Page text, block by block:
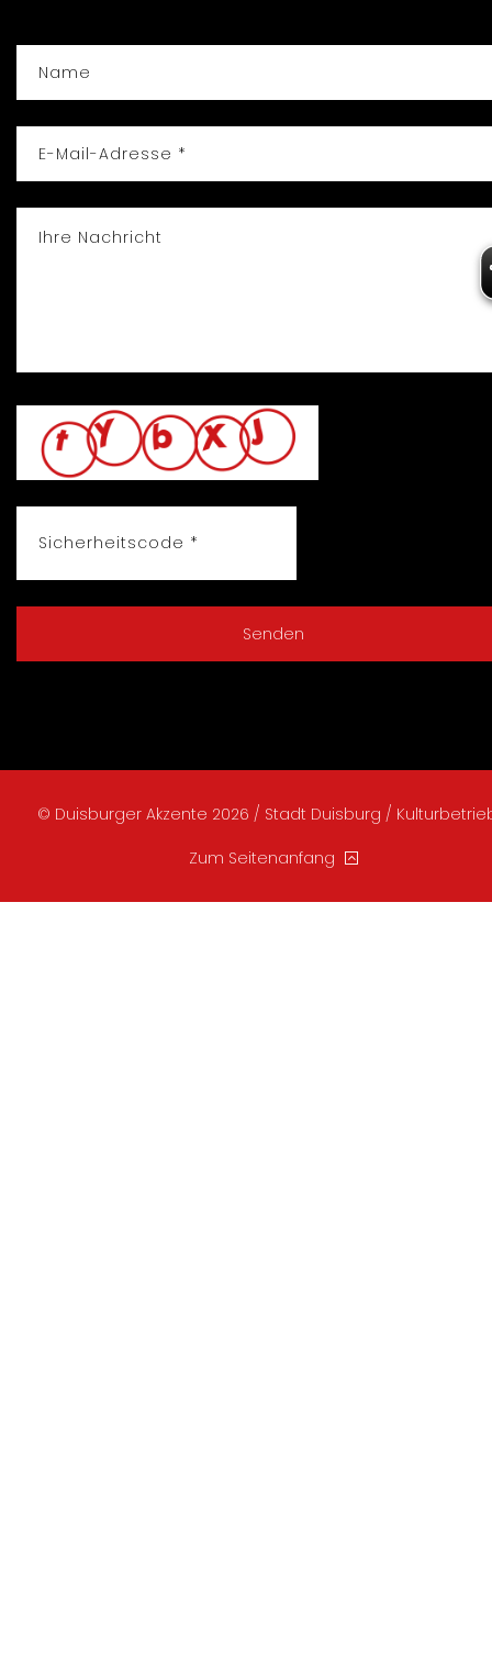
© Duisburger Akzente 2026 / Stadt Duisburg /
Zum Seitenanfang